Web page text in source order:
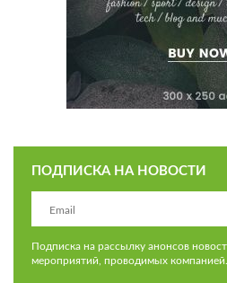
ПОДПИСКА НА НОВОСТИ
Подписка на рассылку анонсов
мероприятий, проводимых компанией.